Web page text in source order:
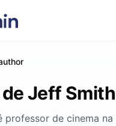
Jeff Smith
professor de cinema